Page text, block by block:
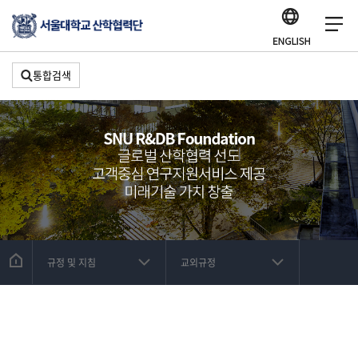
통합검색
규정 및 지침 교외규정